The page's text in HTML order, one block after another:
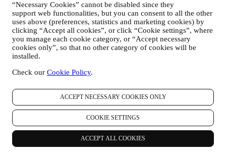
“Necessary Cookies” cannot be disabled since they
support web functionalities, but you can consent to all the other
uses above (preferences, statistics and marketing cookies) by
clicking “Accept all cookies”, or click “Cookie settings”, where
you manage each cookie category, or “Accept necessary
cookies only”, so that no other category of cookies will be
installed.
Check our Cookie Policy.
ACCEPT NECESSARY COOKIES ONLY
COOKIE SETTINGS
ACCEPT ALL COOKIES
VOOR ONZE WETTELIJKE VERPLICHTINGEN
Mogelijk moeten we bepaalde gegevens over u verwerken om
te voldoen aan onze wettelijke verplichtingen en andere
verplichtingen die voortvloeien uit instructies van de overheid.
OM EEN LE CREUSET-ACCOUNT AAN TE MAKEN
We zullen uw gegevens gebruiken om een Le Creuset-
account aan te maken die u toegang geeft tot een reeks
voordelen voor geregistreerde gebruikers, om beter te kunnen
genieten van onze diensten, zoals sneller afrekenen, meerdere
verzendadressen opslaan, bestellingen bekijken en volgen.
Elke verwerkingsactiviteit is vereist om ons in staat te stellen
deze diensten aan u als Le Creuset-accounthouder te leveren.
OM UW BESTELLINGEN TE BEHEREN EN OM ONZE
PRODUCTEN, DIENSTEN EN ASSISTENTIE AAN U